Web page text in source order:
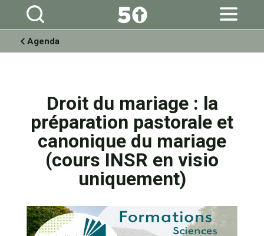
Aller
personnels
Agenda
Droit du mariage : la
préparation pastorale et
canonique du mariage
(cours INSR en visio
uniquement)